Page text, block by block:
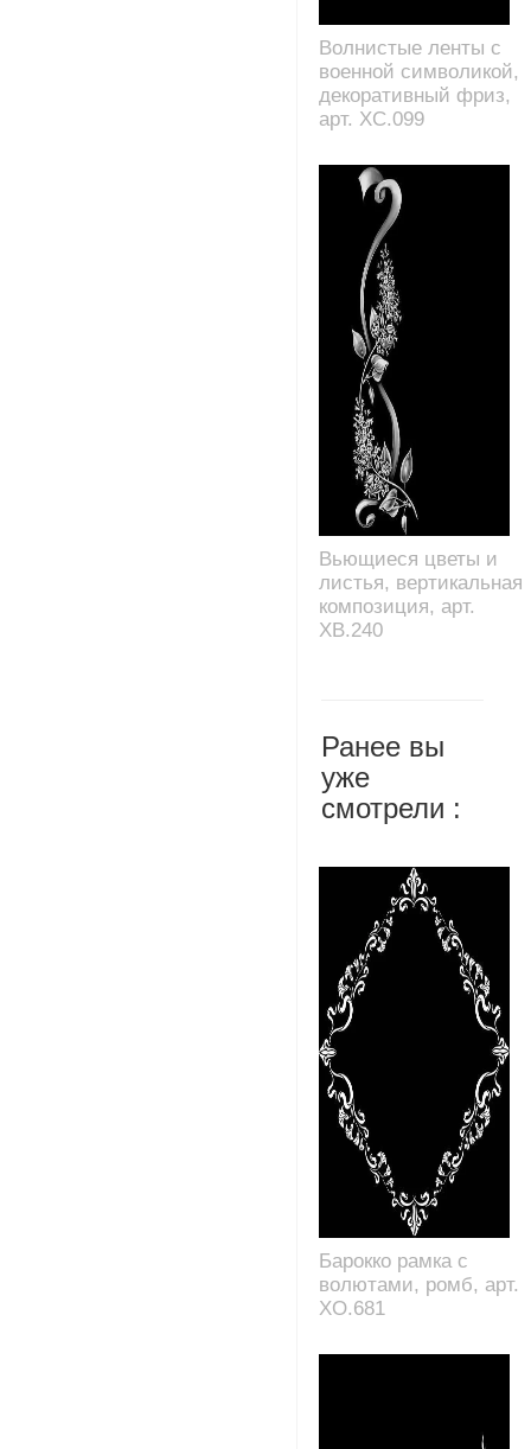
Волнистые ленты с
военной символикой,
декоративный фриз,
арт. XC.099
Вьющиеся цветы и
листья, вертикальная
композиция, арт.
XB.240
Ранее вы
уже
смотрели :
Барокко рамка с
волютами, ромб, арт.
XO.681